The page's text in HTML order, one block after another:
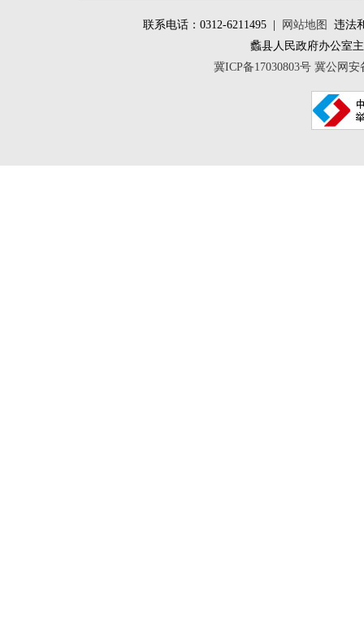
联系电话：0312-6211495 | 网站地图
违法
蠡县人民政府办公
冀ICP备17030803号 冀公网安